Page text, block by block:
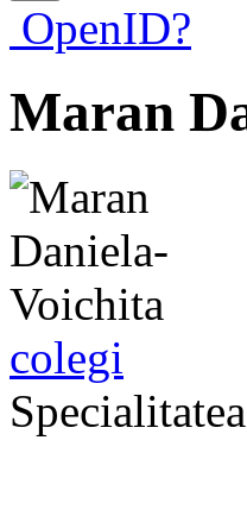
OpenID?
Maran
colegi